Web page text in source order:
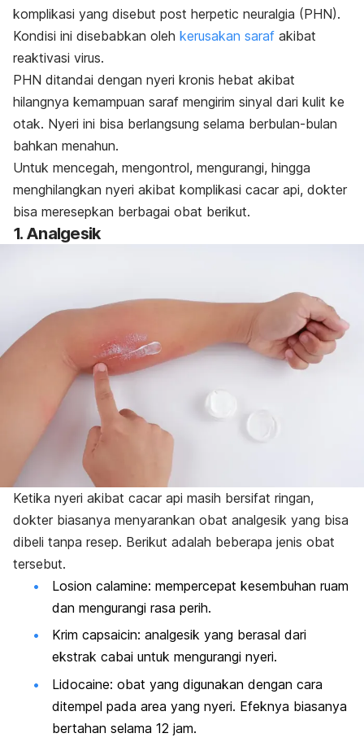
komplikasi yang disebut post herpetic neuralgia (PHN).
Kondisi ini disebabkan oleh kerusakan saraf akibat
reaktivasi virus.
PHN ditandai dengan nyeri kronis hebat akibat
hilangnya kemampuan saraf mengirim sinyal dari kulit ke
otak. Nyeri ini bisa berlangsung selama berbulan-bulan
bahkan menahun.
Untuk mencegah, mengontrol, mengurangi, hingga
menghilangkan nyeri akibat komplikasi cacar api, dokter
bisa meresepkan berbagai obat berikut.
1. Analgesik
Ketika nyeri akibat cacar api masih bersifat ringan,
dokter biasanya menyarankan obat analgesik yang bisa
dibeli tanpa resep. Berikut adalah beberapa jenis obat
tersebut.
Losion calamine: mempercepat kesembuhan ruam
dan mengurangi rasa perih.
Krim capsaicin: analgesik yang berasal dari
ekstrak cabai untuk mengurangi nyeri.
Lidocaine: obat yang digunakan dengan cara
ditempel pada area yang nyeri. Efeknya biasanya
bertahan selama 12 jam.